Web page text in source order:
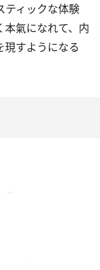
ィックな体験
本氣になれて、内
現すようになる